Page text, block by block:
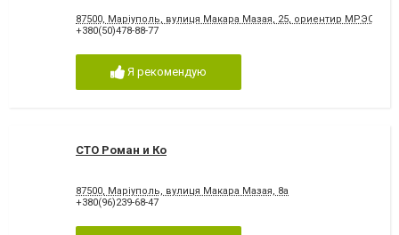
ВАЗ, Geely, RAVON, ISUZU, Hyundai, TATA, ПАЗ,
Богдан, Эталон).
87500, Маріуполь, вулиця Макара Мазая, 25, ориентир МРЭО,
+380(50)478-88-77
Я рекомендую
СТО Роман и Ко
87500, Маріуполь, вулиця Макара Мазая, 8а
+380(96)239-68-47